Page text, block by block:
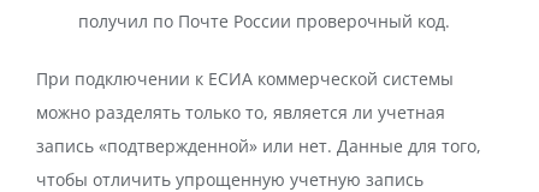
получил по Почте России проверочный код.
При подключении к ЕСИА коммерческой системы
можно разделять только то, является ли учетная
запись «подтвержденной» или нет. Данные для того,
чтобы отличить упрощенную учетную запись